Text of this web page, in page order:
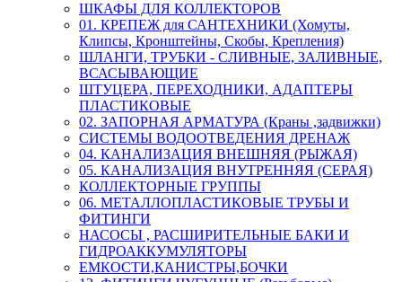
ШКАФЫ ДЛЯ КОЛЛЕКТОРОВ
01. КРЕПЕЖ для САНТЕХНИКИ (Хомуты,
Клипсы, Кронштейны, Скобы, Крепления)
ШЛАНГИ, ТРУБКИ - СЛИВНЫЕ, ЗАЛИВНЫЕ,
ВСАСЫВАЮЩИЕ
ШТУЦЕРА, ПЕРЕХОДНИКИ, АДАПТЕРЫ
ПЛАСТИКОВЫЕ
02. ЗАПОРНАЯ АРМАТУРА (Краны ,задвижки)
СИСТЕМЫ ВОДООТВЕДЕНИЯ ДРЕНАЖ
04. КАНАЛИЗАЦИЯ ВНЕШНЯЯ (РЫЖАЯ)
05. КАНАЛИЗАЦИЯ ВНУТРЕННЯЯ (СЕРАЯ)
КОЛЛЕКТОРНЫЕ ГРУППЫ
06. МЕТАЛЛОПЛАСТИКОВЫЕ ТРУБЫ И
ФИТИНГИ
НАСОСЫ , РАСШИРИТЕЛЬНЫЕ БАКИ И
ГИДРОАККУМУЛЯТОРЫ
ЕМКОСТИ,КАНИСТРЫ,БОЧКИ